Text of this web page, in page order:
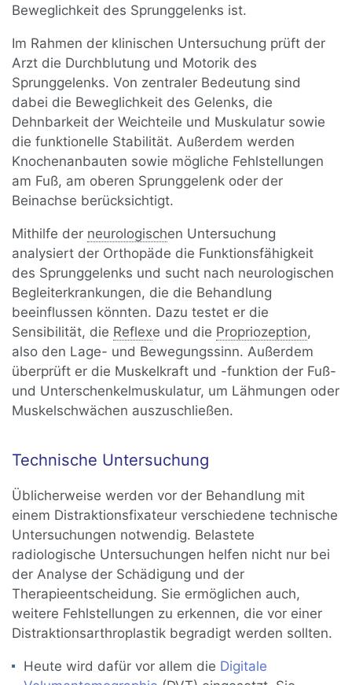
Beweglichkeit des Sprunggelenks ist.
Im Rahmen der klinischen Untersuchung prüft der
Arzt die Durchblutung und Motorik des
Sprunggelenks. Von zentraler Bedeutung sind
dabei die Beweglichkeit des Gelenks, die
Dehnbarkeit der Weichteile und Muskulatur sowie
die funktionelle Stabilität. Außerdem werden
Knochenanbauten sowie mögliche Fehlstellungen
am Fuß, am oberen Sprunggelenk oder der
Beinachse berücksichtigt.
Mithilfe der neurologischen Untersuchung
analysiert der Orthopäde die Funktionsfähigkeit
des Sprunggelenks und sucht nach neurologischen
Begleiterkrankungen, die die Behandlung
beeinflussen könnten. Dazu testet er die
Sensibilität, die Reflexe und die Propriozeption,
also den Lage- und Bewegungssinn. Außerdem
überprüft er die Muskelkraft und -funktion der Fuß-
und Unterschenkelmuskulatur, um Lähmungen oder
Muskelschwächen auszuschließen.
Technische Untersuchung
Üblicherweise werden vor der Behandlung mit
einem Distraktionsfixateur verschiedene technische
Untersuchungen notwendig. Belastete
radiologische Untersuchungen helfen nicht nur bei
der Analyse der Schädigung und der
Therapieentscheidung. Sie ermöglichen auch,
weitere Fehlstellungen zu erkennen, die vor einer
Distraktionsarthroplastik begradigt werden sollten.
Heute wird dafür vor allem die Digitale